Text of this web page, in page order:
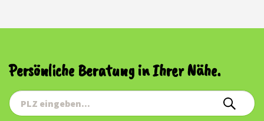
Persönliche Beratung in Ihrer Nähe.